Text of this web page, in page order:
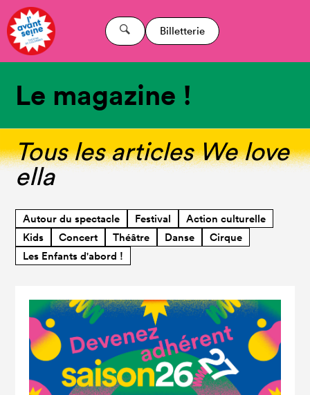
Billetterie
Le magazine !
Tous les articles We love
ella
Autour du spectacle Festival
Action culturelle
Kids
Concert Théâtre Danse
Cirque
Les Enfants d'abord !